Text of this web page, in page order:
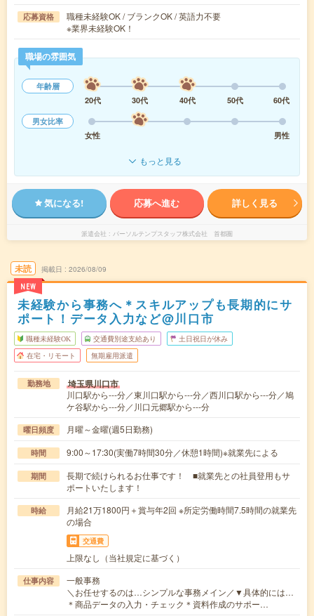
応募資格
職種未経験OK / ブランクOK / 英語力不要
※業界未経験OK！
職場の雰囲気
年齢層
20代
30代 40代 50代
60代
男女比率
女性
男性
もっと見る
気になる! 応募へ進む 詳しく見る
派遣会社 パーソルテンプスタッフ株式会社 首都圏
未読
NEW
掲載日 2026/08/09
未経験から事務へ＊スキルアップも長期的にサ
ポート！データ入力など@川口市
職種未経験OK 交通費別途支給あり 土日祝日が休み
在宅・リモート 無期雇用派遣
勤務地 埼玉県川口市
川口駅から---分／東川口駅から---分／西川口駅から---分／鳩
ケ谷駅から---分／川口元郷駅から---分
曜日頻度 月曜～金曜(週5日勤務)
時間 9:00～17:30(実働7時間30分／休憩1時間)※就業先による
期間
長期で続けられるお仕事です！ ■就業先との社員登用もサ
ポートいたします！
時給
月給21万1800円＋賞与年2回 ※所定労働時間7.5時間の就業先
の場合
交通費
上限なし（当社規定に基づく）
仕事内容
一般事務
＼お任せするのは…シンプルな事務メイン／▼具体的には…
＊商品データの入力・チェック＊資料作成のサポー…